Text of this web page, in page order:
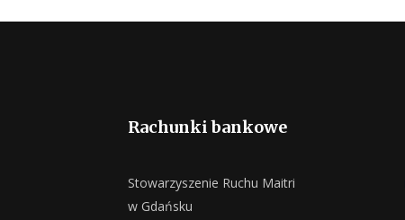
Rachunki bankowe
Stowarzyszenie Ruchu Maitri
w Gdańsku